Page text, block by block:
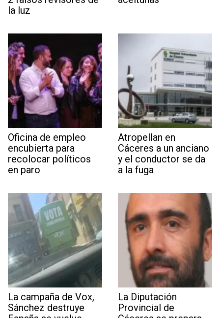
la luz
Oficina de empleo
encubierta para
recolocar políticos
en paro
Atropellan en
Cáceres a un anciano
y el conductor se da
a la fuga
La campaña de Vox,
Sánchez destruye
La Diputación
Provincial de